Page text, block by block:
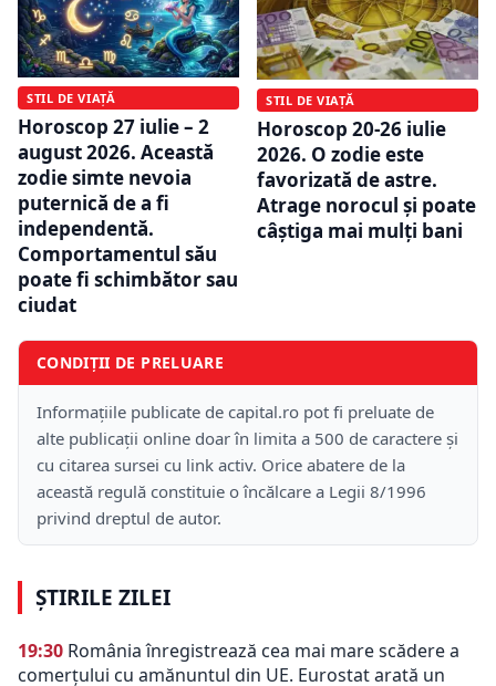
STIL DE VIAȚĂ
Horoscop 27 iulie – 2
august 2026. Această
zodie simte nevoia
puternică de a fi
independentă.
Comportamentul său
poate fi schimbător sau
ciudat
STIL DE VIAȚĂ
Horoscop 20-26 iulie
2026. O zodie este
favorizată de astre.
Atrage norocul și poate
câștiga mai mulți bani
CONDIȚII DE PRELUARE
Informațiile publicate de capital.ro pot fi preluate de
alte publicații online doar în limita a 500 de caractere și
cu citarea sursei cu link activ. Orice abatere de la
această regulă constituie o încălcare a Legii 8/1996
privind dreptul de autor.
ȘTIRILE ZILEI
19:30 România înregistrează cea mai mare scădere a
comerțului cu amănuntul din UE. Eurostat arată un